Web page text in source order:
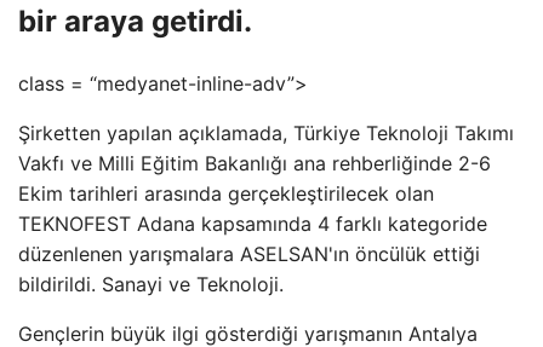
bir araya getirdi.
class = “medyanet-inline-adv”>
Şirketten yapılan açıklamada, Türkiye Teknoloji Takımı
Vakfı ve Milli Eğitim Bakanlığı ana rehberliğinde 2-6
Ekim tarihleri ​​arasında gerçekleştirilecek olan
TEKNOFEST Adana kapsamında 4 farklı kategoride
düzenlenen yarışmalara ASELSAN'ın öncülük ettiği
bildirildi. Sanayi ve Teknoloji.
Gençlerin büyük ilgi gösterdiği yarışmanın Antalya